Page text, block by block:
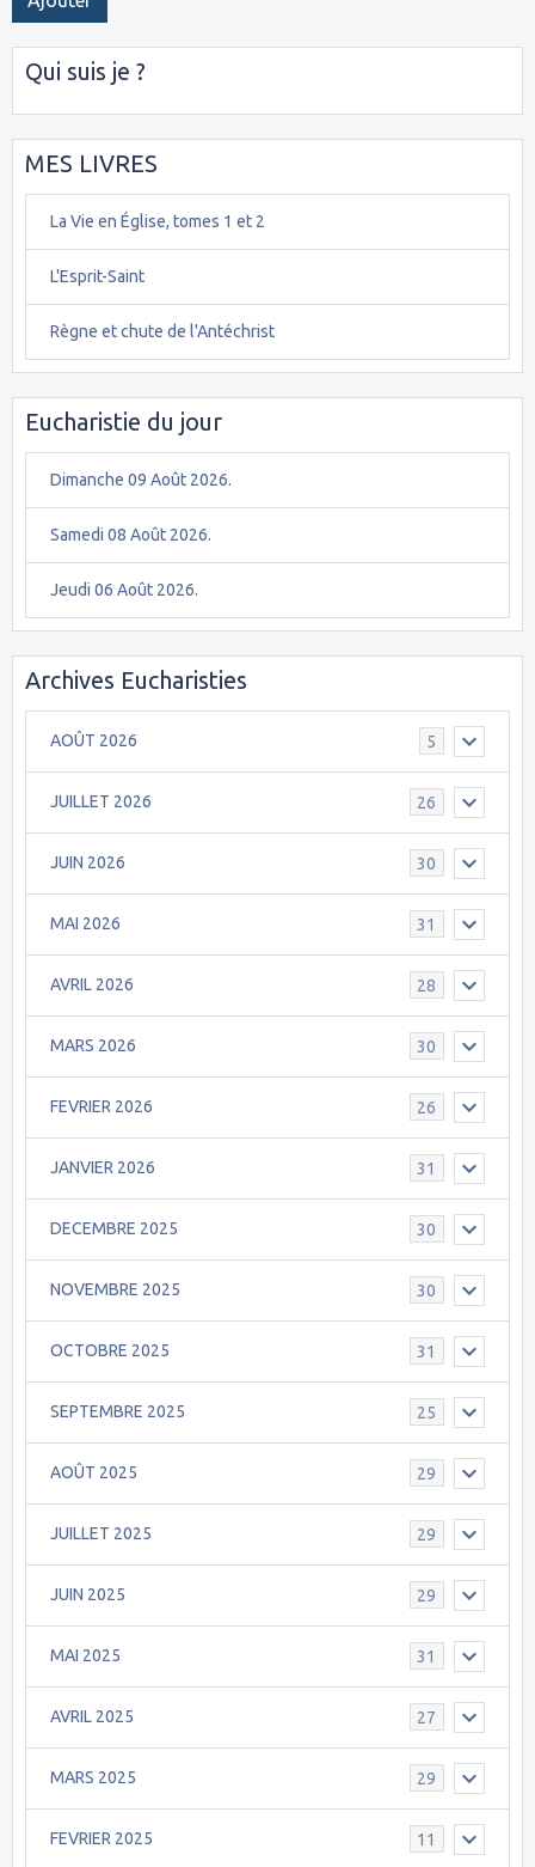
Qui suis je ?
MES LIVRES
La Vie en Église, tomes 1 et 2
L'Esprit-Saint
Règne et chute de l'Antéchrist
Eucharistie du jour
Dimanche 09 Août 2026.
Samedi 08 Août 2026.
Jeudi 06 Août 2026.
Archives Eucharisties
AOÛT 2026 5
JUILLET 2026 26
JUIN 2026 30
MAI 2026 31
AVRIL 2026 28
MARS 2026 30
FEVRIER 2026 26
JANVIER 2026 31
DECEMBRE 2025 30
NOVEMBRE 2025 30
OCTOBRE 2025 31
SEPTEMBRE 2025 25
AOÛT 2025 29
JUILLET 2025 29
JUIN 2025 29
MAI 2025 31
AVRIL 2025 27
MARS 2025 29
FEVRIER 2025 11